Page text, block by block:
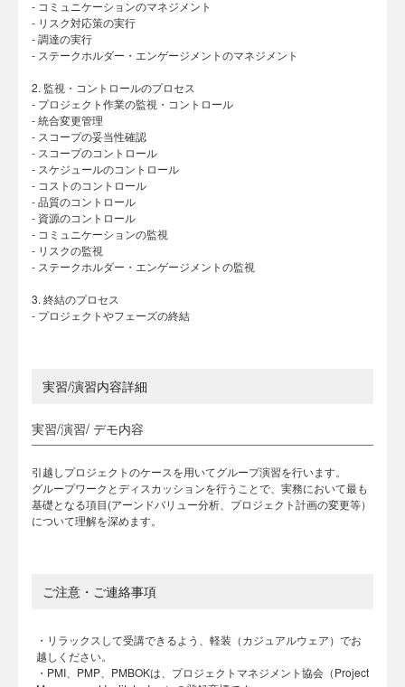
- コミュニケーションのマネジメント
- リスク対応策の実行
- 調達の実行
- ステークホルダー・エンゲージメントのマネジメント
2. 監視・コントロールのプロセス
- プロジェクト作業の監視・コントロール
- 統合変更管理
- スコープの妥当性確認
- スコープのコントロール
- スケジュールのコントロール
- コストのコントロール
- 品質のコントロール
- 資源のコントロール
- コミュニケーションの監視
- リスクの監視
- ステークホルダー・エンゲージメントの監視
3. 終結のプロセス
- プロジェクトやフェーズの終結
実習/演習内容詳細
実習/演習/ デモ内容
引越しプロジェクトのケースを用いてグループ演習を行います。
グループワークとディスカッションを行うことで、実務において最も
基礎となる項目(アーンドバリュー分析、プロジェクト計画の変更等）
について理解を深めます。
ご注意・ご連絡事項
・リラックスして受講できるよう、軽装（カジュアルウェア）でお
越しください。
・PMI、PMP、PMBOKは、プロジェクトマネジメント協会（Project